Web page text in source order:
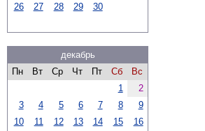
26
27 28 29 30
декабрь
Пн
Вт Ср Чт Пт Сб
Вс
1
2
3
4 5 6 7 8
9
10
11 12 13 14 15
16